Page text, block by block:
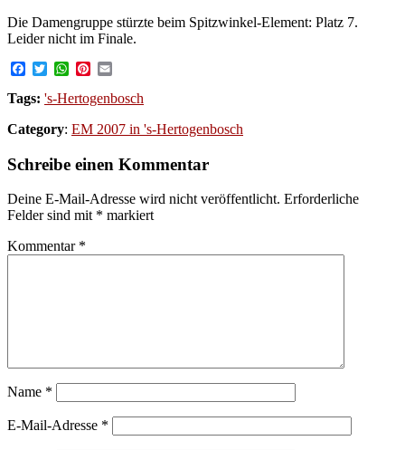
Die Damengruppe stürzte beim Spitzwinkel-Element: Platz 7.
Leider nicht im Finale.
Facebook
TwitterWhatsApp
Pinterest
Tags: 's-Hertogenbosch
Category: EM 2007 in 's-Hertogenbosch
Schreibe einen Kommentar
Deine E-Mail-Adresse wird nicht veröffentlicht. Erforderliche
Felder sind mit * markiert
Kommentar *
Name *
E-Mail-Adresse *